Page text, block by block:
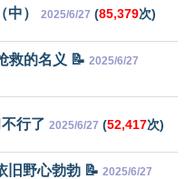
中） 2025/6/27 (85,379次)
救的名义 📝 2025/6/27
行了 2025/6/27 (52,417次)
旧野心勃勃 📝 2025/6/27